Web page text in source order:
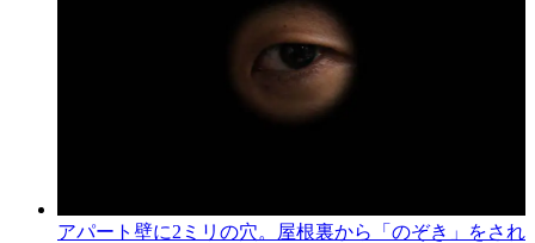
アパート壁に2ミリの穴。屋根裏から「のぞき」をされ